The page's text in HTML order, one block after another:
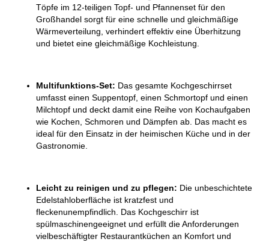
Töpfe im 12-teiligen Topf- und Pfannenset für den
Großhandel sorgt für eine schnelle und gleichmäßige
Wärmeverteilung, verhindert effektiv eine Überhitzung
und bietet eine gleichmäßige Kochleistung.
Multifunktions-Set: Das gesamte Kochgeschirrset
umfasst einen Suppentopf, einen Schmortopf und einen
Milchtopf und deckt damit eine Reihe von Kochaufgaben
wie Kochen, Schmoren und Dämpfen ab. Das macht es
ideal für den Einsatz in der heimischen Küche und in der
Gastronomie.
Leicht zu reinigen und zu pflegen: Die unbeschichtete
Edelstahloberfläche ist kratzfest und
fleckenunempfindlich. Das Kochgeschirr ist
spülmaschinengeeignet und erfüllt die Anforderungen
vielbeschäftigter Restaurantküchen an Komfort und